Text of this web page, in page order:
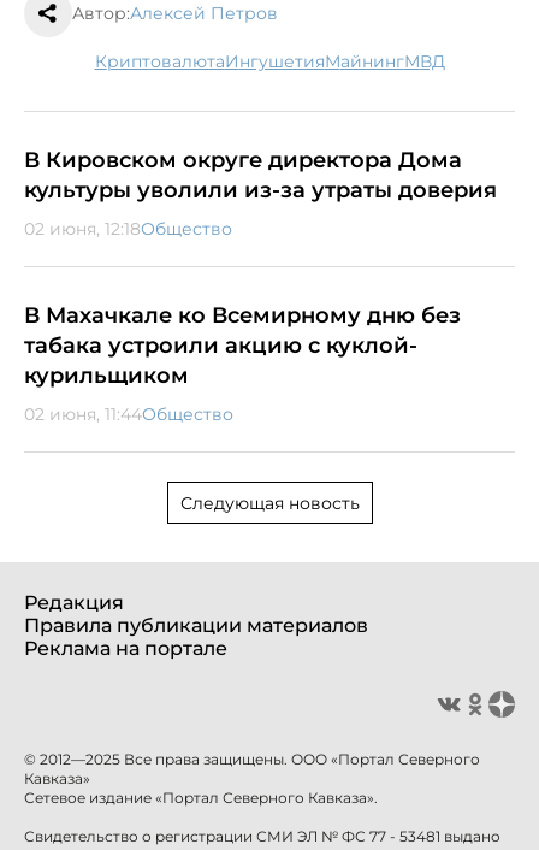
Автор:Алексей Петров
криптовалюта Ингушетия майнинг МВД
В Кировском округе директора Дома
культуры уволили из-за утраты доверия
02 июня, 12:18Общество
В Махачкале ко Всемирному дню без
табака устроили акцию с куклой-
курильщиком
02 июня, 11:44Общество
Следующая новость
Редакция
Правила публикации материалов
Реклама на портале
© 2012—2025 Все права защищены. ООО «Портал Северного
Кавказа»
Сетевое издание «Портал Северного Кавказа».
Свидетельство о регистрации СМИ ЭЛ № ФС 77 - 53481 выдано